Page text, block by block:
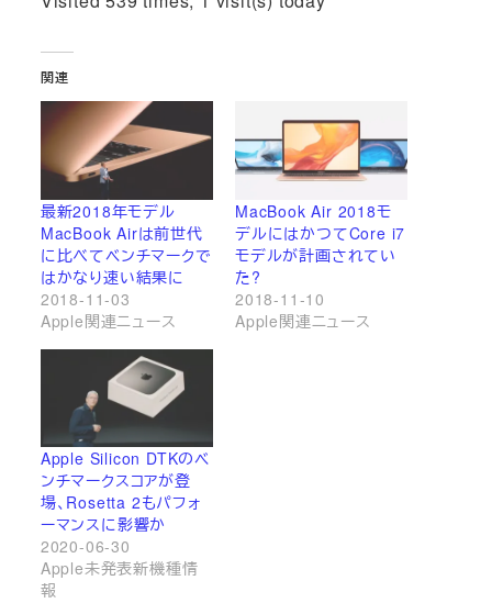
関連
最新2018年モデル
MacBook Airは前世代
に比べてベンチマークで
はかなり速い結果に
2018-11-03
Apple関連ニュース
MacBook Air 2018モ
デルにはかつてCore i7
モデルが計画されてい
た?
2018-11-10
Apple関連ニュース
Apple Silicon DTKのベ
ンチマークスコアが登
場、Rosetta 2もパフォ
ーマンスに影響か
2020-06-30
Apple未発表新機種情
報